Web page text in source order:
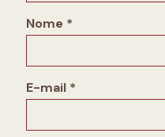
Nome *
E-mail *